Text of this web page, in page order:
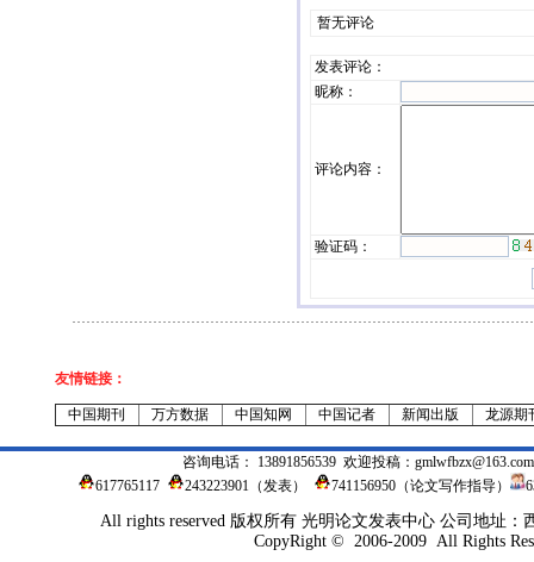
暂无评论
发表评论 ：
昵称：
评论内容：
验证码：
友情链接：
中国期刊 万方数据 中国知网 中国记者 新闻出版 龙源期
咨询电话： 13891856539 欢迎投稿： gmlwfbzx@163.com
617765117
243223901 （发表） 741156950（论文写作指导）
All rights reserved 版权所有 光明论文发表中心 公司地址：
CopyRight © 2006-2009 All Rights